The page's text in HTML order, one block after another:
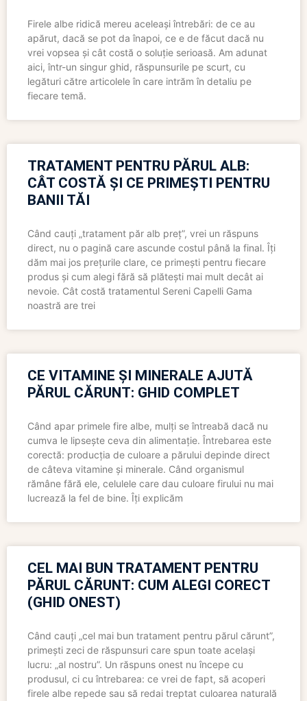
Firele albe ridică mereu aceleași întrebări: de ce au
apărut, dacă se pot da înapoi, ce e de făcut dacă nu
vrei vopsea și cât costă o soluție serioasă. Am adunat
aici, într-un singur ghid, răspunsurile pe scurt, cu
legături către articolele în care intrăm în detaliu pe
fiecare temă.
TRATAMENT PENTRU PĂRUL ALB:
CÂT COSTĂ ȘI CE PRIMEȘTI PENTRU
BANII TĂI
Când cauți „tratament păr alb preț”, vrei un răspuns
direct, nu o pagină care ascunde costul până la final. Îți
dăm mai jos prețurile clare, ce primești pentru fiecare
produs și cum alegi fără să plătești mai mult decât ai
nevoie. Cât costă tratamentul Sereni Capelli Gama
noastră are trei
CE VITAMINE ȘI MINERALE AJUTĂ
PĂRUL CĂRUNT: GHID COMPLET
Când apar primele fire albe, mulți se întreabă dacă nu
cumva le lipsește ceva din alimentație. Întrebarea este
corectă: producția de culoare a părului depinde direct
de câteva vitamine și minerale. Când organismul
rămâne fără ele, celulele care dau culoare firului nu mai
lucrează la fel de bine. Îți explicăm
CEL MAI BUN TRATAMENT PENTRU
PĂRUL CĂRUNT: CUM ALEGI CORECT
(GHID ONEST)
Când cauți „cel mai bun tratament pentru părul cărunt”,
primești zeci de răspunsuri care spun toate același
lucru: „al nostru”. Un răspuns onest nu începe cu
produsul, ci cu întrebarea: ce vrei de fapt, să acoperi
firele albe repede sau să redai treptat culoarea naturală